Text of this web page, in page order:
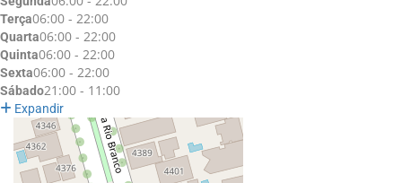
Terça06:00 - 22:00
Quarta06:00 - 22:00
Quinta06:00 - 22:00
Sexta06:00 - 22:00
Sábado21:00 - 11:00
Expandir